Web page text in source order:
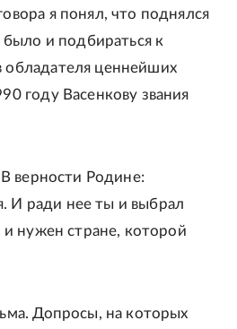
я понял, что поднялся
и подбираться к
обладателя ценнейших
году Васенкову звания
верности Родине:
И ради нее ты и выбрал
нужен стране, которой
Допросы, на которых